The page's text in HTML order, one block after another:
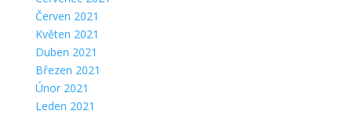
Červen 2021
Květen 2021
Duben 2021
Březen 2021
Únor 2021
Leden 2021